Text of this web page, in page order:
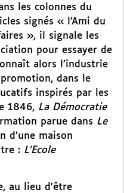
les colonnes du
signés « l’Ami du
», il signale les
pour essayer de
alors l’industrie
dans le
inspirés par les
1846, La Démocratie
parue dans Le
d’une maison
: L’Ecole
au lieu d’être